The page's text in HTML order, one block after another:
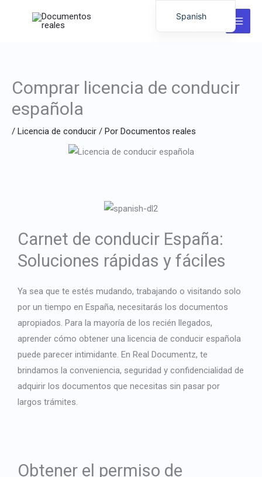
Comprar licencia de conducir
española
/ Licencia de conducir / Por Documentos reales
Carnet de conducir España:
Soluciones rápidas y fáciles
Ya sea que te estés mudando, trabajando o visitando solo
por un tiempo en España, necesitarás los documentos
apropiados. Para la mayoría de los recién llegados,
aprender cómo obtener una licencia de conducir española
puede parecer intimidante. En Real Documentz, te
brindamos la conveniencia, seguridad y confidencialidad de
adquirir los documentos que necesitas sin pasar por
largos trámites.
Obtener el permiso de
Spanish
Dutch
Hungarian
Portuguese
French
Japanese
Bulgarian
Arabic
Danish
Swedish